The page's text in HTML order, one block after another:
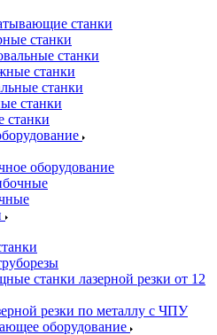
станки
станки
станки
станки
станки
станки
станки
оборудование
станки лазерной резки от 12
резки по металлу с ЧПУ
оборудование